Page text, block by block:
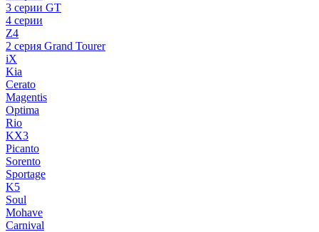
3 серии GT
4 серии
Z4
2 серия Grand Tourer
iX
Kia
Cerato
Magentis
Optima
Rio
KX3
Picanto
Sorento
Sportage
K5
Soul
Mohave
Carnival